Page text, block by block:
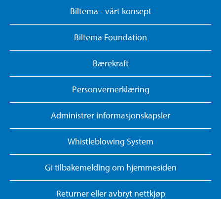
Biltema - vårt konsept
Biltema Foundation
Bærekraft
Personvernerklæring
Administrer informasjonskapsler
Whistleblowing System
Gi tilbakemelding om hjemmesiden
Returner eller avbryt nettkjøp